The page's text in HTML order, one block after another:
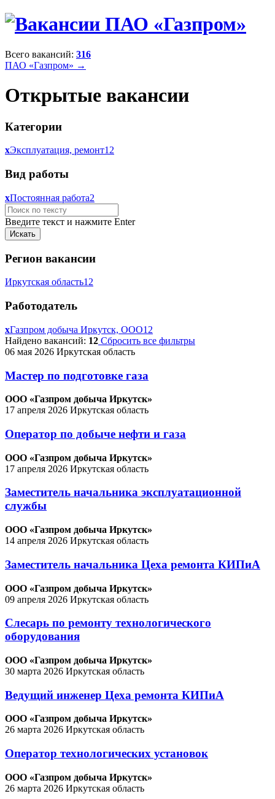
Всего вакансий: 316
ПАО «Газпром» →
Открытые вакансии
Категории
xЭксплуатация, ремонт12
Вид работы
xПостоянная работа2
Введите текст и нажмите Enter
Регион вакансии
Иркутская область12
Работодатель
xГазпром добыча Иркутск, ООО12
Найдено вакансий: 12 Сбросить все фильтры
06 мая 2026 Иркутская область
Мастер по подготовке газа
ООО «Газпром добыча Иркутск»
17 апреля 2026 Иркутская область
Оператор по добыче нефти и газа
ООО «Газпром добыча Иркутск»
17 апреля 2026 Иркутская область
Заместитель начальника эксплуатационной
службы
ООО «Газпром добыча Иркутск»
14 апреля 2026 Иркутская область
Заместитель начальника Цеха ремонта КИПиА
ООО «Газпром добыча Иркутск»
09 апреля 2026 Иркутская область
Слесарь по ремонту технологического
оборудования
ООО «Газпром добыча Иркутск»
30 марта 2026 Иркутская область
Ведущий инженер Цеха ремонта КИПиА
ООО «Газпром добыча Иркутск»
26 марта 2026 Иркутская область
Оператор технологических установок
ООО «Газпром добыча Иркутск»
26 марта 2026 Иркутская область